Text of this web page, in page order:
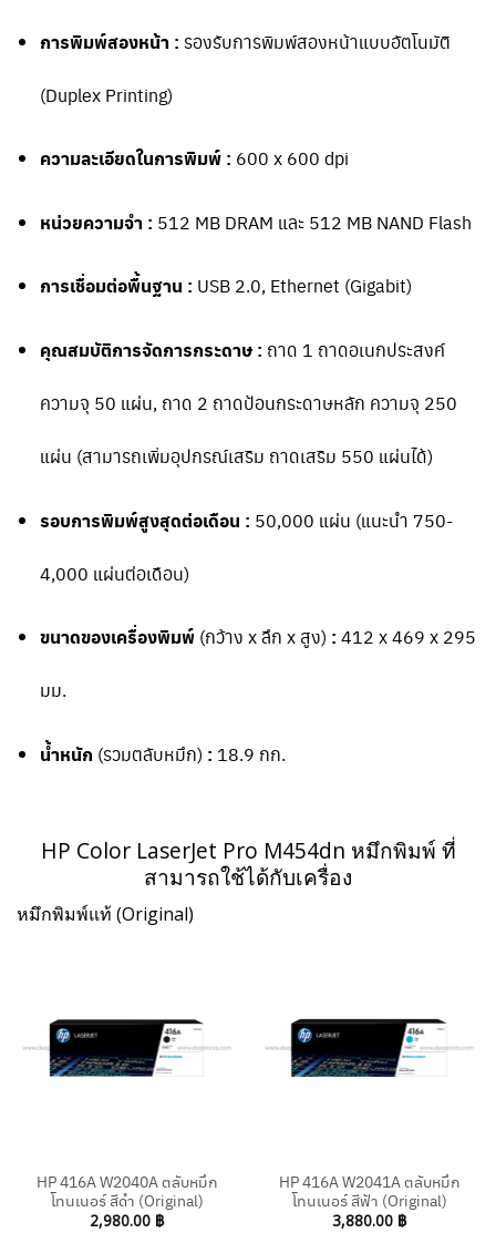
การพิมพ์สองหน้า : รองรับการพิมพ์สองหน้าแบบอัตโนมัติ
(Duplex Printing)
ความละเอียดในการพิมพ์ : 600 x 600 dpi
หน่วยความจำ : 512 MB DRAM และ 512 MB NAND Flash
การเชื่อมต่อพื้นฐาน : USB 2.0, Ethernet (Gigabit)
คุณสมบัติการจัดการกระดาษ : ถาด 1 ถาดอเนกประสงค์
ความจุ 50 แผ่น, ถาด 2 ถาดป้อนกระดาษหลัก ความจุ 250
แผ่น (สามารถเพิ่มอุปกรณ์เสริม ถาดเสริม 550 แผ่นได้)
รอบการพิมพ์สูงสุดต่อเดือน : 50,000 แผ่น (แนะนำ 750-
4,000 แผ่นต่อเดือน)
ขนาดของเครื่องพิมพ์ (กว้าง x ลึก x สูง) : 412 x 469 x 295
มม.
น้ำหนัก (รวมตลับหมึก) : 18.9 กก.
HP Color LaserJet Pro M454dn หมึกพิมพ์ ที่
สามารถใช้ได้กับเครื่อง
หมึกพิมพ์แท้ (Original)
HP 416A W2040A ตลับหมึก
โทนเนอร์ สีดำ (Original)
2,980.00 ฿
HP 416A W2041A ตลับหมึก
โทนเนอร์ สีฟ้า (Original)
3,880.00 ฿